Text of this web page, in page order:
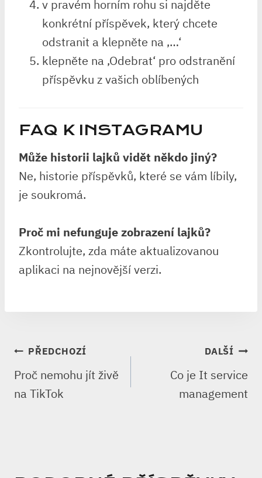
v pravém horním rohu si najděte
konkrétní příspěvek, který chcete
odstranit a klepněte na ‚…‘
klepněte na ‚Odebrat‘ pro odstranění
příspěvku z vašich oblíbených
FAQ K INSTAGRAMU
Může historii lajků vidět někdo jiný?
Ne, historie příspěvků, které se vám líbily,
je soukromá.
Proč mi nefunguje zobrazení lajků?
Zkontrolujte, zda máte aktualizovanou
aplikaci na nejnovější verzi.
NAVIGACE
PRO
PŘÍSPĚVEK
PŘEDCHOZÍ
Proč nemohu jít živě
na TikTok
DALŠÍ
Co je It service
management